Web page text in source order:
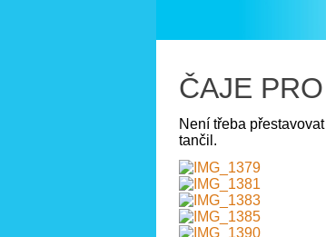
ČAJE
Není třeba
tančil.